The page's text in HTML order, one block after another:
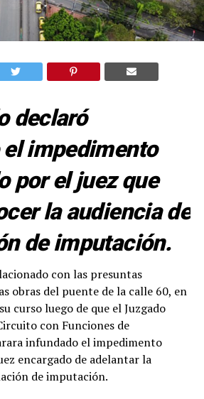
declaró
impedimento
por el juez que
la audiencia de
de imputación.
con las presuntas
obras del puente de la calle 60, en
curso luego de que el Juzgado
con Funciones de
infundado el impedimento
encargado de adelantar la
de imputación.